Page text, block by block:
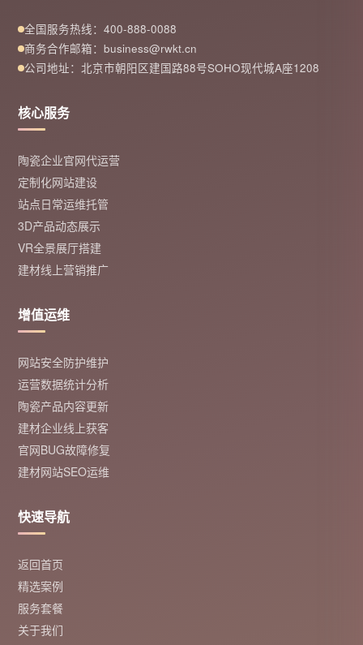
全国服务热线：400-888-0088
商务合作邮箱：business@rwkt.cn
公司地址：北京市朝阳区建国路88号SOHO现代城A座1208
核心服务
陶瓷企业官网代运营
定制化网站建设
站点日常运维托管
3D产品动态展示
VR全景展厅搭建
建材线上营销推广
增值运维
网站安全防护维护
运营数据统计分析
陶瓷产品内容更新
建材企业线上获客
官网BUG故障修复
建材网站SEO运维
快速导航
返回首页
精选案例
服务套餐
关于我们